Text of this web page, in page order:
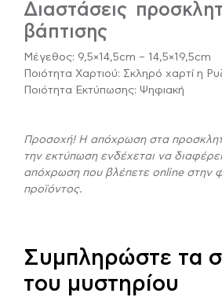
Διαστάσεις
βάπτισης
Μέγεθος: 9,5×14,5cm – 14,5×19,5cm
Ποιότητα Χαρτιού: Σκληρό χαρτί η
Ποιότητα Εκτύπωσης: Ψηφιακή
Προσοχή! Η απόχρωση στα
την εκτύπωση ενδέχεται να
απόχρωση που βλέπετε online στην
προϊόντος.
Συμπληρώστε τα
του μυστηρίου